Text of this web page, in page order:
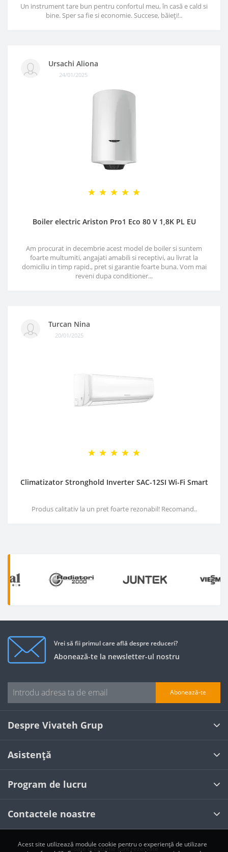
Un instrument tare bun pentru confortul meu, în casă e cald si
bine. Sper sa fie si economie. Succese, băieți!..
Ursachi Aliona
24/01/2025
Boiler electric Ariston Pro1 Eco 80 V 1,8K PL EU
Am procurat in decembrie acest model de boiler si suntem
foarte multumiti, angajati amabili si receptivi, au livrat la
domiciliu in timp rapid., pret si garantie foarte buna. Vom mai
reveni dupa conditioner...
Turcan Nina
20/01/2025
Climatizator Stronghold Inverter SAC-12SI Wi-Fi Smart
Produs calitativ la un pret foarte rezonabil! Recomand..
Vrei să fii primul care află despre reduceri?
Abonează-te la newsletter-ul nostru
Abonează-te
Despre Vivateh Grup
Asistență
Program de lucru
Contactele noastre
Toate drepturile sunt rezervate
Acest site utilizează module cookie pentru o experiență de utilizare